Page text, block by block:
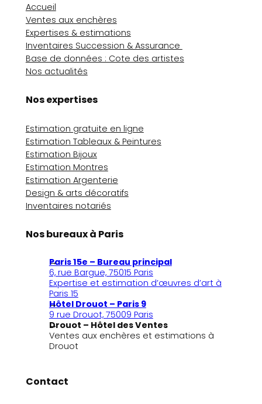
Accueil
Ventes aux enchères
Expertises & estimations
Inventaires Succession & Assurance
Base de données : Cote des artistes
Nos actualités
Nos expertises
Estimation gratuite en ligne
Estimation Tableaux & Peintures
Estimation Bijoux
Estimation Montres
Estimation Argenterie
Design & arts décoratifs
Inventaires notariés
Nos bureaux à Paris
Paris 15e – Bureau principal
6, rue Bargue, 75015 Paris
Expertise et estimation d’œuvres d’art à
Paris 15
Hôtel Drouot – Paris 9
9 rue Drouot, 75009 Paris
Drouot – Hôtel des Ventes
Ventes aux enchères et estimations à
Drouot
Contact